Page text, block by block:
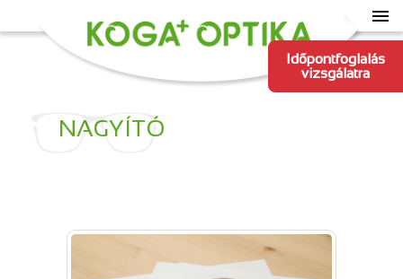
Időpontfoglalás
vizsgálatra
NAGYÍTÓ